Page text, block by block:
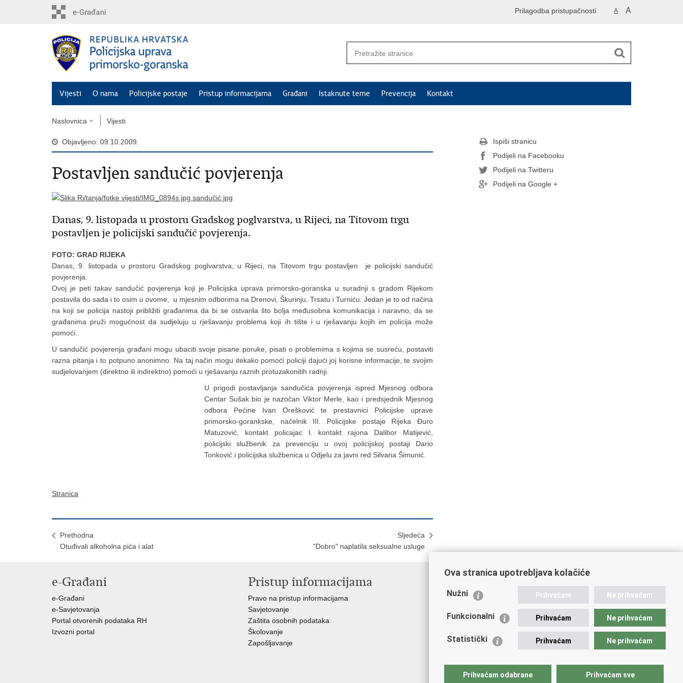
A A
Prilagodba pristupačnosti
Vijesti O nama Policijske postaje Pristup informacijama Građani Istaknute teme Prevencija Kontakt
Naslovnica Vijesti
Objavljeno: 09.10.2009.
Postavljen sandučić povjerenja
Danas, 9. listopada u prostoru Gradskog poglvarstva, u Rijeci, na Titovom trgu
postavljen je policijski sandučić povjerenja.
FOTO: GRAD RIJEKA
Danas, 9. listopada u prostoru Gradskog poglvarstva, u Rijeci, na Titovom trgu postavljen je policijski sandučić
povjerenja.
Ovoj je peti takav sandučić povjerenja koji je Policijska uprava primorsko-goranska u suradnji s gradom Rijekom
postavila do sada i to osim u ovome, u mjesnim odborima na Drenovi, Škurinju, Trsatu i Turniću. Jedan je to od načina
na koji se policija nastoji približiti građanima da bi se ostvarila što bolja međusobna komunikacija i naravno, da se
građanima pruži mogućnost da sudjeluju u rješavanju problema koji ih tište i u rješavanju kojih im policija može
pomoći.
U sandučić povjerenja građani mogu ubaciti svoje pisane poruke, pisati o problemima s kojima se susreću, postaviti
razna pitanja i to potpuno anonimno. Na taj način mogu itekako pomoći policiji dajući joj korisne informacije, te svojim
sudjelovanjem (direktno ili indirektno) pomoći u rješavanju raznih protuzakonitih radnji.
U prigodi postavljanja sandučića povjerenja ispred Mjesnog odbora
Centar Sušak bio je nazočan Viktor Merle, kao i predsjednik Mjesnog
odbora Pećine Ivan Orešković te prestavnici Policijske uprave
primorsko-gorankske, načelnik III. Policijske postaje Rijeka Đuro
Matuzović, kontakt policajac I. kontakt rajona Dalibor Matijević,
policijski službenik za prevenciju u ovoj policijskoj postaji Dario
Tonković i policijska službenica u Odjelu za javni red Silvana Šimunić.
Stranica
Prethodna
Otuđivali alkoholna pića i alat
Sljedeća
"Dobro" naplatila seksualne usluge
Ispiši stranicu
Podijeli na Facebooku
Podijeli na Twitteru
Podijeli na Google +
e-Građani
e-Građani
e-Savjetovanja
Portal otvorenih podataka RH
Izvozni portal
Pristup informacijama
Pravo na pristup informacijama
Savjetovanje
Zaštita osobnih podataka
Školovanje
Zapošljavanje
Važne poveznice
Ministarstvo unutarnjih poslova
Udruge
Policijska akademija
Zaklada policijske solidarnosti
Centar za forenzična ispitivanja, istraživanja i vještačenja
Ova stranica upotrebljava kolačiće
Nužni Prihvaćam Ne prihvaćam
Funkcionalni Prihvaćam Ne prihvaćam
Statistički Prihvaćam Ne prihvaćam
Prihvaćam odabrane Prihvaćam sve